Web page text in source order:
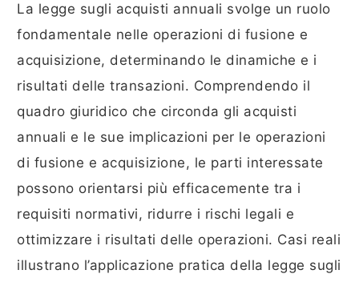
La legge sugli acquisti annuali svolge un ruolo
fondamentale nelle operazioni di fusione e
acquisizione, determinando le dinamiche e i
risultati delle transazioni. Comprendendo il
quadro giuridico che circonda gli acquisti
annuali e le sue implicazioni per le operazioni
di fusione e acquisizione, le parti interessate
possono orientarsi più efficacemente tra i
requisiti normativi, ridurre i rischi legali e
ottimizzare i risultati delle operazioni. Casi reali
illustrano l’applicazione pratica della legge sugli